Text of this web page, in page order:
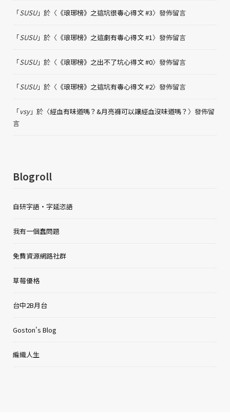
「SUSU」於〈 《琅琊榜》之這坑很毒心得文 #3〉發佈留言
「SUSU」於〈 《琅琊榜》之這劇有毒心得文 #1 〉發佈留言
「SUSU」於〈 《琅琊榜》之出不了坑心得文 #0〉發佈留言
「SUSU」於〈 《琅琊榜》之這坑有毒心得文 #2〉發佈留言
「vsy」於〈經血有味道嗎？&月亮褲可以讓經血沒味道嗎？ 〉發佈留
言
Blogroll
自研字語・字延恣語
我有一個蠢問題
免費資源網路社群
草莓優格
台中2B月台
Goston's Blog
編織人生